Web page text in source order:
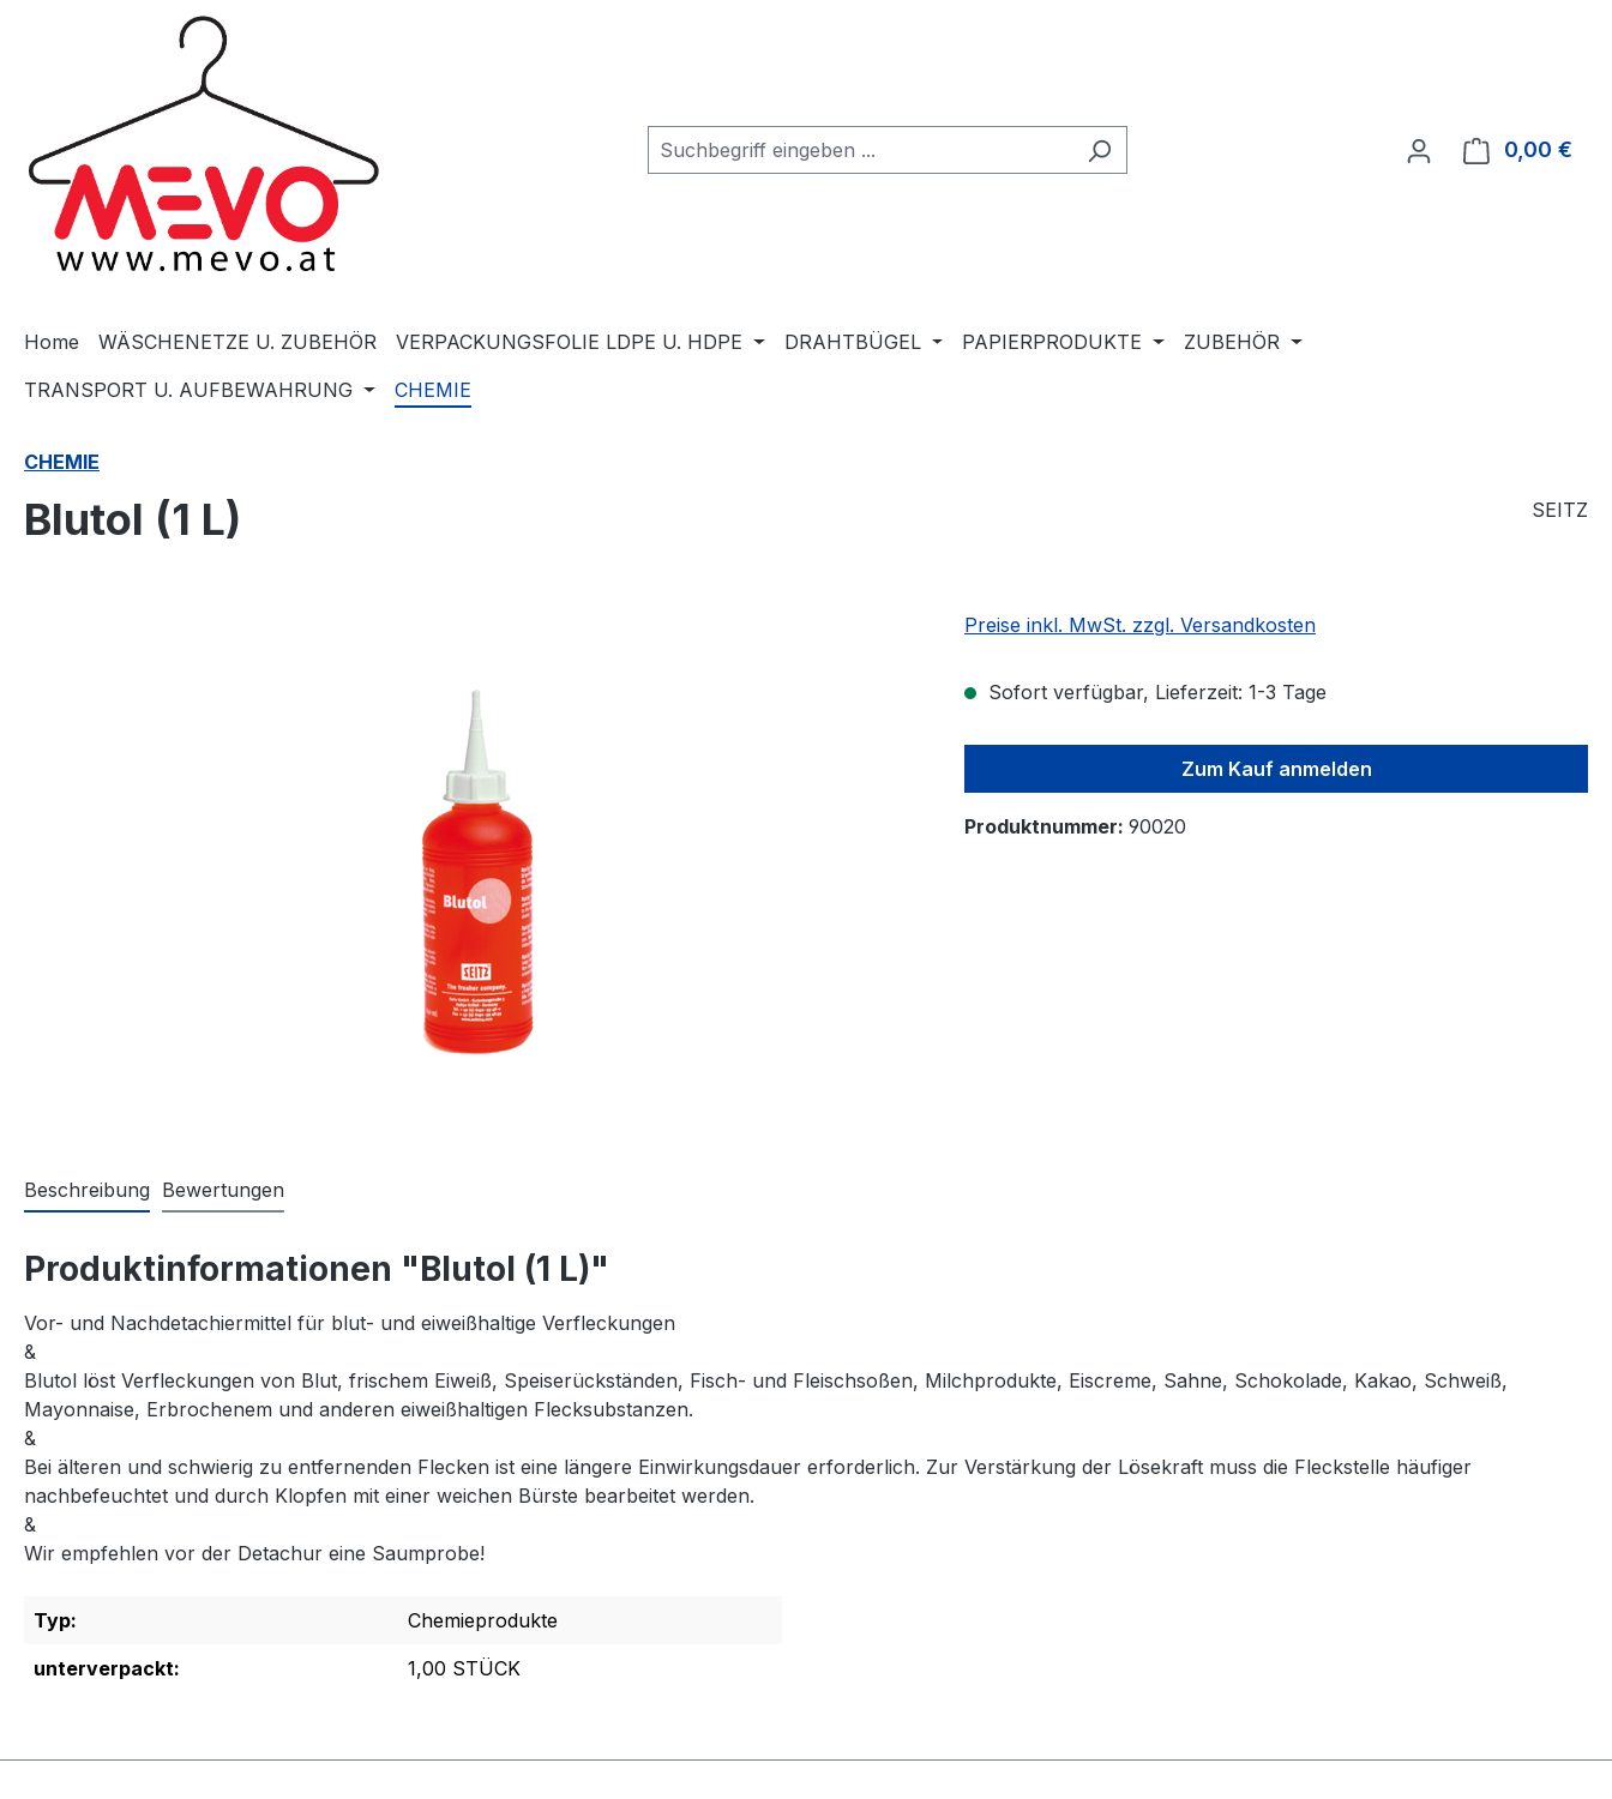
Zur Hauptnavigation springen
0,00 €
Home WÄSCHENETZE U. ZUBEHÖR VERPACKUNGSFOLIE LDPE U. HDPE DRAHTBÜGEL PAPIERPRODUKTE
ZUBEHÖR
TRANSPORT U. AUFBEWAHRUNG
CHEMIE
CHEMIE
Blutol (1 L) SEITZ
Preise inkl. MwSt. zzgl. Versandkosten
Sofort verfügbar, Lieferzeit: 1-3 Tage
Zum Kauf anmelden
Produktnummer: 90020
Beschreibung Bewertungen
Produktinformationen "Blutol (1 L)"
Vor- und Nachdetachiermittel für blut- und eiweißhaltige Verfleckungen
&
Blutol löst Verfleckungen von Blut, frischem Eiweiß, Speiserückständen, Fisch- und Fleischsoßen, Milchprodukte, Eiscreme, Sahne, Schokolade, Kakao, Schweiß,
Mayonnaise, Erbrochenem und anderen eiweißhaltigen Flecksubstanzen.
&
Bei älteren und schwierig zu entfernenden Flecken ist eine längere Einwirkungsdauer erforderlich. Zur Verstärkung der Lösekraft muss die Fleckstelle häufiger
nachbefeuchtet und durch Klopfen mit einer weichen Bürste bearbeitet werden.
&
Wir empfehlen vor der Detachur eine Saumprobe!
Typ:
Chemieprodukte
unterverpackt:
1,00 STÜCK